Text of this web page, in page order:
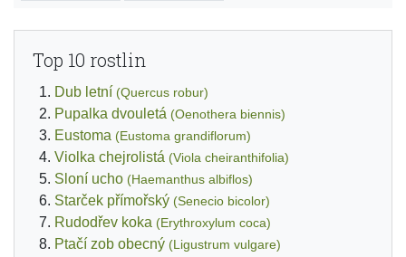
Top 10 rostlin
Dub letní (Quercus robur)
Pupalka dvouletá (Oenothera biennis)
Eustoma (Eustoma grandiflorum)
Violka chejrolistá (Viola cheiranthifolia)
Sloní ucho (Haemanthus albiflos)
Starček přímořský (Senecio bicolor)
Rudodřev koka (Erythroxylum coca)
Ptačí zob obecný (Ligustrum vulgare)